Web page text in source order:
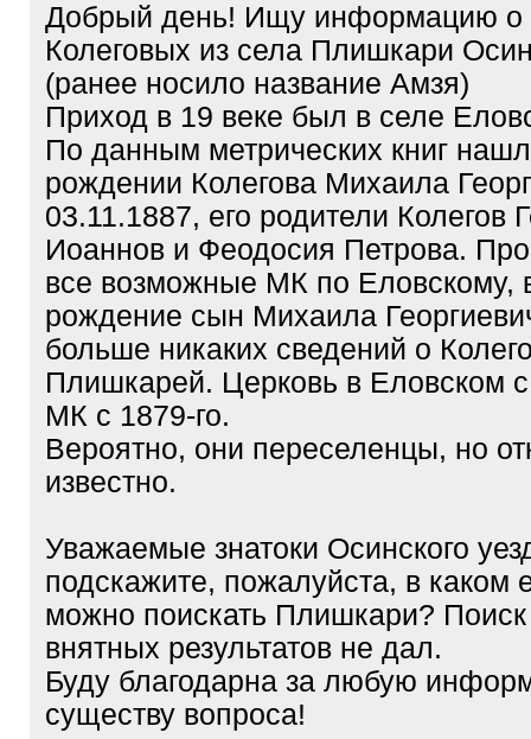
Добрый день! Ищу информацию о
Колеговых из села Плишкари
(ранее носило название Амзя)
Приход в 19 веке был в селе
По данным метрических книг
рождении Колегова Михаила
03.11.1887, его родители Колегов
Иоаннов и Феодосия Петрова.
все возможные МК по Еловскому,
рождение сын Михаила
больше никаких сведений о
Плишкарей. Церковь в Еловском с
МК с 1879-го.
Вероятно, они переселенцы, но
известно.
Уважаемые знатоки Осинского
подскажите, пожалуйста, в каком
можно поискать Плишкари?
внятных результатов не дал.
Буду благодарна за любую
существу вопроса!